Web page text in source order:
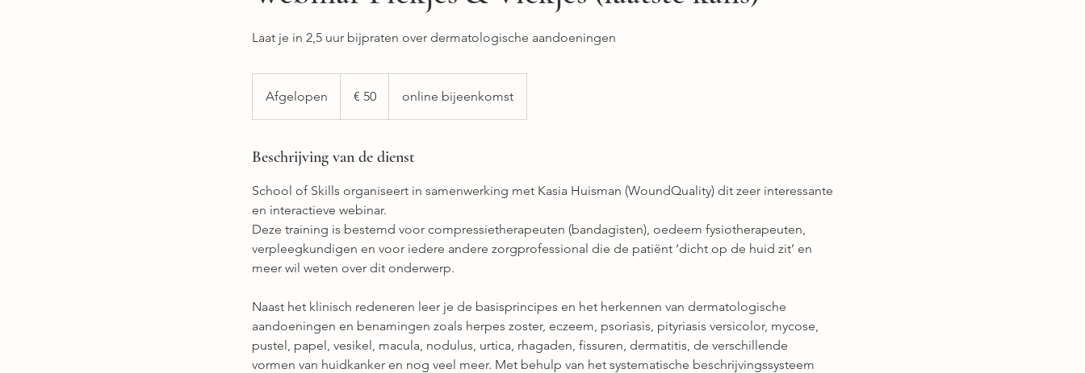
Laat je in 2,5 uur bijpraten over dermatologische aandoeningen
Afgelopen
f
e
o
p
e
n
€ 50 online bijeenkomst
Beschrijving van de dienst
School of Skills organiseert in samenwerking met Kasia Huisman (WoundQuality) dit zeer interessante
en interactieve webinar.
Deze training is bestemd voor compressietherapeuten (bandagisten), oedeem fysiotherapeuten,
verpleegkundigen en voor iedere andere zorgprofessional die de patiënt ‘dicht op de huid zit’ en
meer wil weten over dit onderwerp.
Naast het klinisch redeneren leer je de basisprincipes en het herkennen van dermatologische
aandoeningen en benamingen zoals herpes zoster, eczeem, psoriasis, pityriasis versicolor, mycose,
pustel, papel, vesikel, macula, nodulus, urtica, rhagaden, fissuren, dermatitis, de verschillende
vormen van huidkanker en nog veel meer. Met behulp van het systematische beschrijvingssysteem